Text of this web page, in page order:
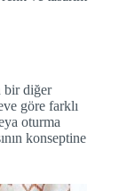
bir diğer
göre farklı
oturma
konseptine